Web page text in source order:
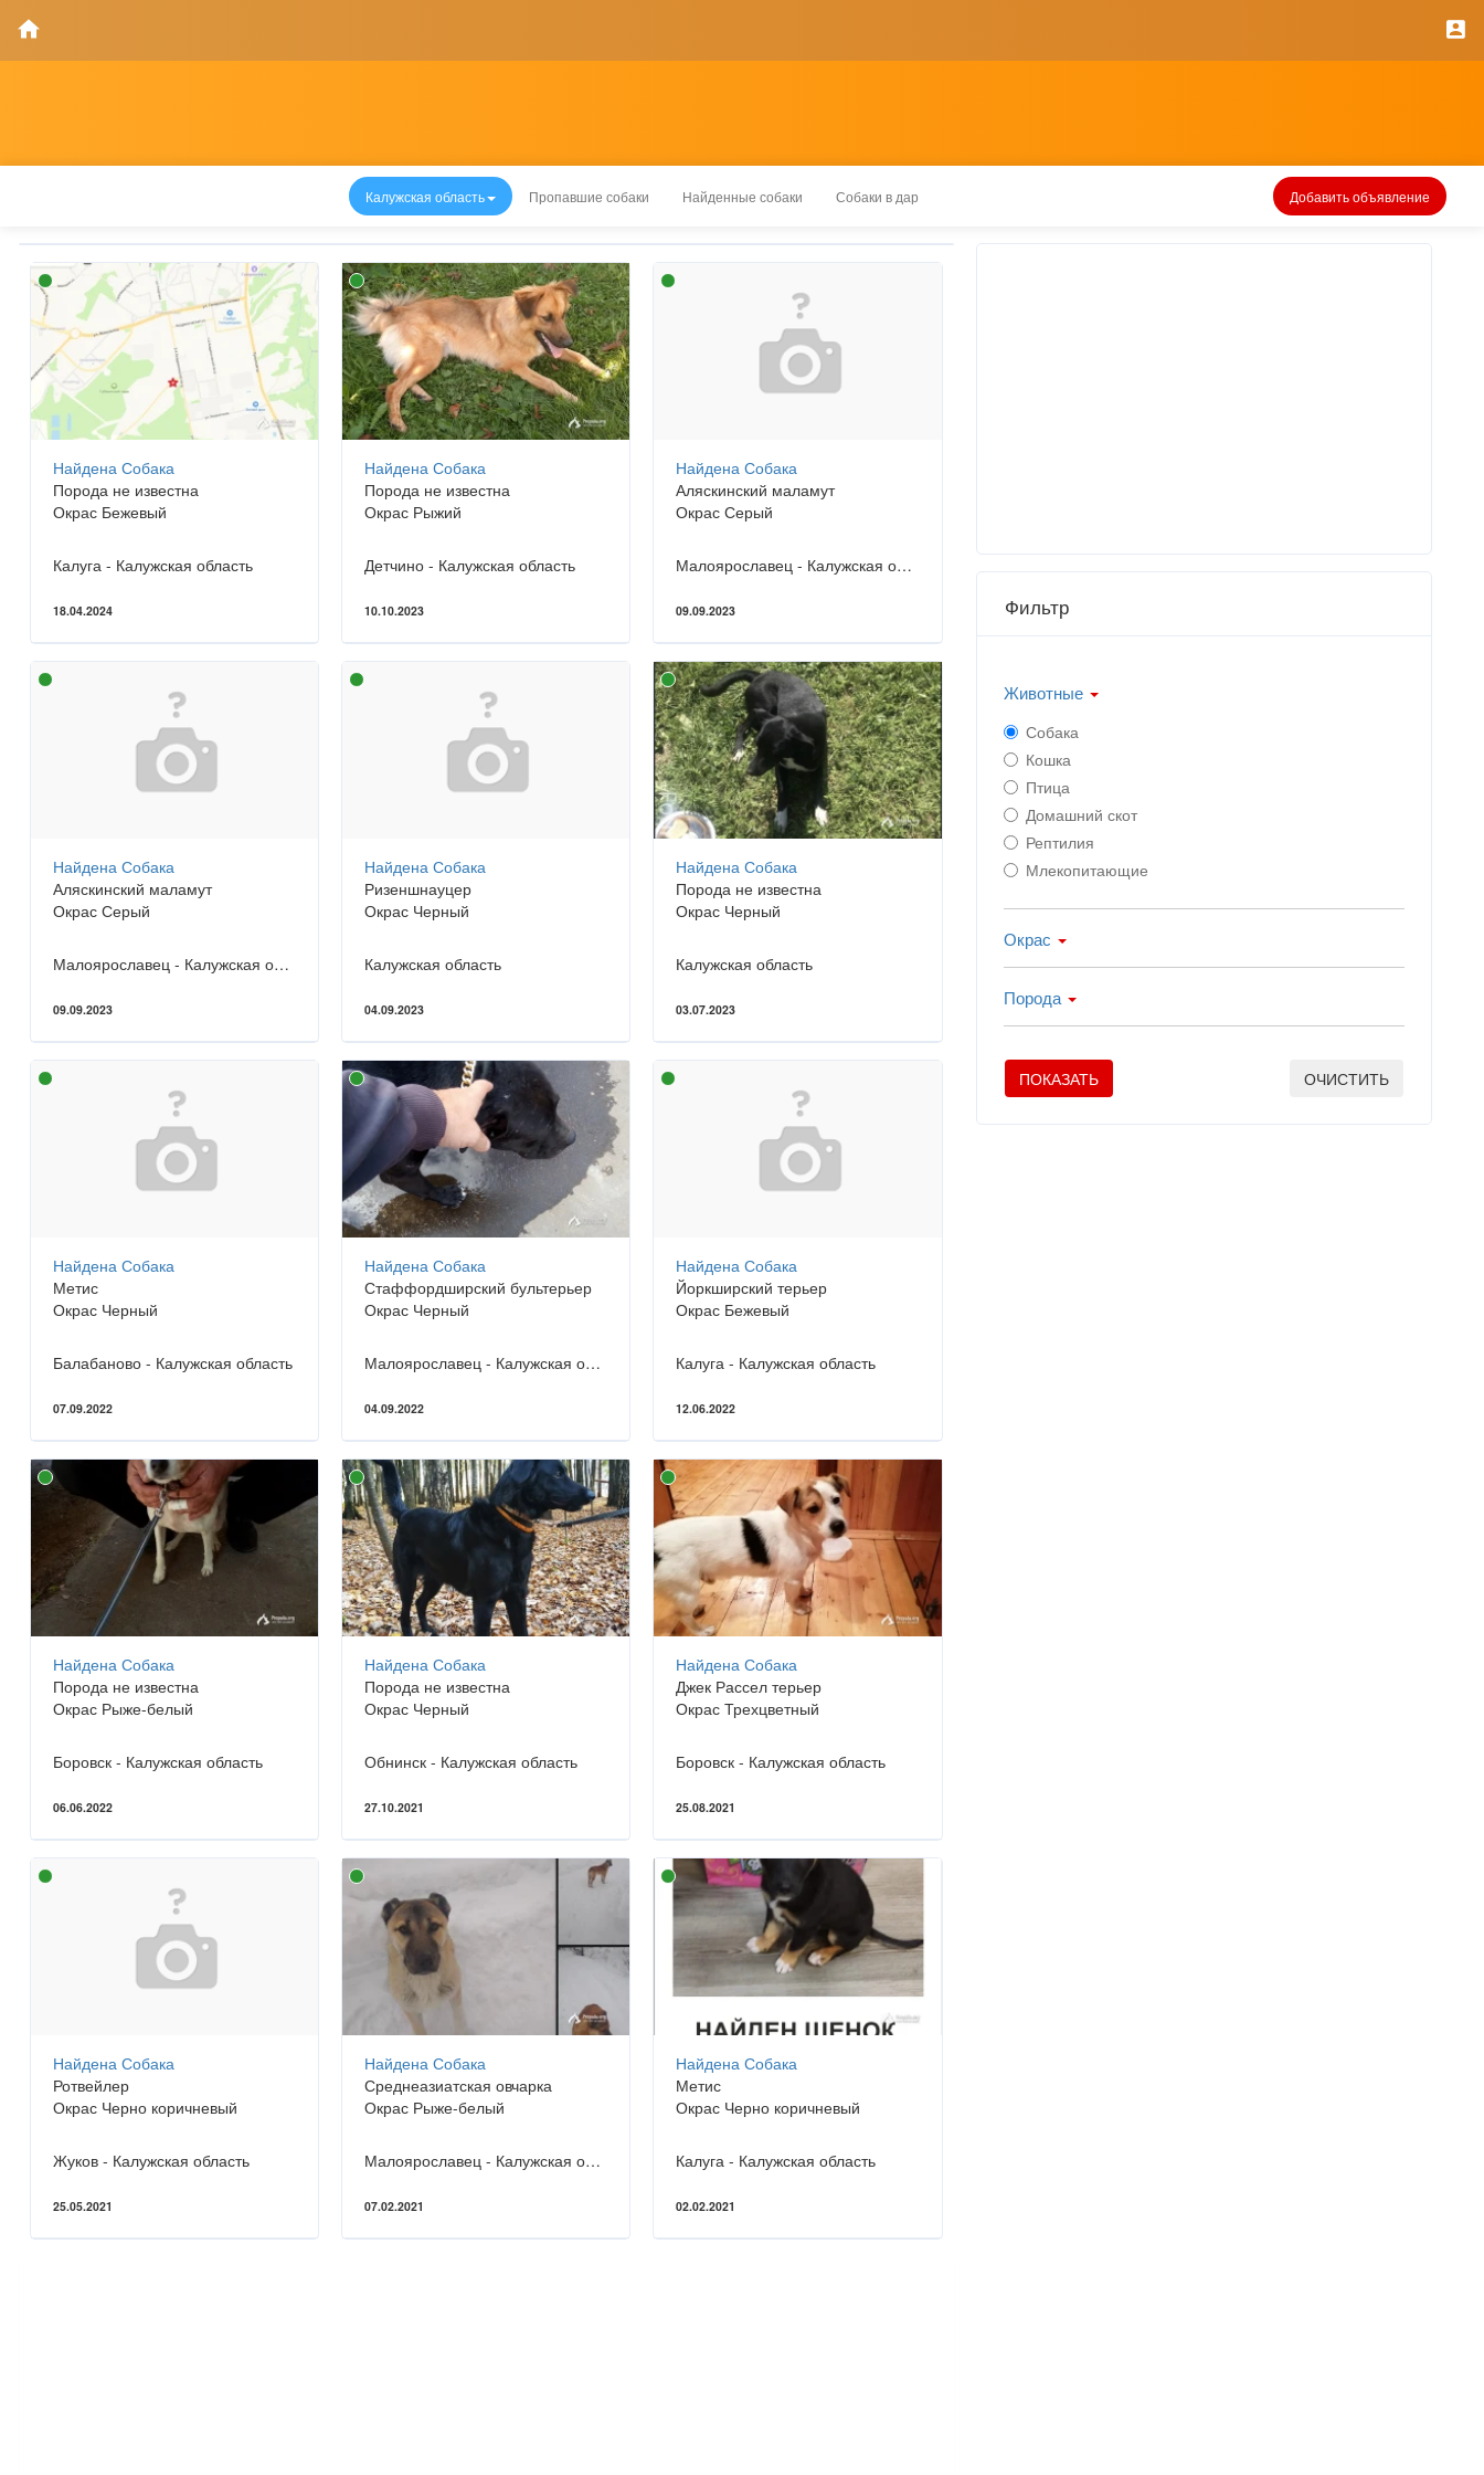
Калужская область Пропавшие собаки Найденные собаки Собаки в дар Добавить объявление
Найдена Собака
Порода не известна
Окрас Бежевый
Калуга - Калужская область
18.04.2024
Найдена Собака
Порода не известна
Окрас Рыжий
Детчино - Калужская область
10.10.2023
Найдена Собака
Аляскинский маламут
Окрас Серый
Малоярославец - Калужская область
09.09.2023
Найдена Собака
Аляскинский маламут
Окрас Серый
Малоярославец - Калужская область
09.09.2023
Найдена Собака
Ризеншнауцер
Окрас Черный
Калужская область
04.09.2023
Найдена Собака
Порода не известна
Окрас Черный
Калужская область
03.07.2023
Найдена Собака
Метис
Окрас Черный
Балабаново - Калужская область
07.09.2022
Найдена Собака
Стаффордширский бультерьер
Окрас Черный
Малоярославец - Калужская область
04.09.2022
Найдена Собака
Йоркширский терьер
Окрас Бежевый
Калуга - Калужская область
12.06.2022
Найдена Собака
Порода не известна
Окрас Рыже-белый
Боровск - Калужская область
06.06.2022
Найдена Собака
Порода не известна
Окрас Черный
Обнинск - Калужская область
27.10.2021
Найдена Собака
Джек Рассел терьер
Окрас Трехцветный
Боровск - Калужская область
25.08.2021
Найдена Собака
Ротвейлер
Окрас Черно коричневый
Жуков - Калужская область
25.05.2021
Найдена Собака
Среднеазиатская овчарка
Окрас Рыже-белый
Малоярославец - Калужская область
07.02.2021
Найдена Собака
Метис
Окрас Черно коричневый
Калуга - Калужская область
02.02.2021
Фильтр
Животные
Собака
Кошка
Птица
Домашний скот
Рептилия
Млекопитающие
Окрас
Порода
ПОКАЗАТЬ ОЧИСТИТЬ